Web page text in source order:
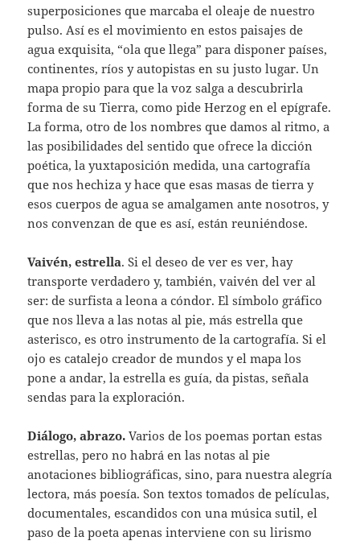
superposiciones que marcaba el oleaje de nuestro
pulso. Así es el movimiento en estos paisajes de
agua exquisita, “ola que llega” para disponer países,
continentes, ríos y autopistas en su justo lugar. Un
mapa propio para que la voz salga a descubrirla
forma de su Tierra, como pide Herzog en el epígrafe.
La forma, otro de los nombres que damos al ritmo, a
las posibilidades del sentido que ofrece la dicción
poética, la yuxtaposición medida, una cartografía
que nos hechiza y hace que esas masas de tierra y
esos cuerpos de agua se amalgamen ante nosotros, y
nos convenzan de que es así, están reuniéndose.
Vaivén, estrella. Si el deseo de ver es ver, hay
transporte verdadero y, también, vaivén del ver al
ser: de surfista a leona a cóndor. El símbolo gráfico
que nos lleva a las notas al pie, más estrella que
asterisco, es otro instrumento de la cartografía. Si el
ojo es catalejo creador de mundos y el mapa los
pone a andar, la estrella es guía, da pistas, señala
sendas para la exploración.
Diálogo, abrazo.Varios de los poemas portan estas
estrellas, pero no habrá en las notas al pie
anotaciones bibliográficas, sino, para nuestra alegría
lectora, más poesía. Son textos tomados de películas,
documentales, escandidos con una música sutil, el
paso de la poeta apenas interviene con su lirismo